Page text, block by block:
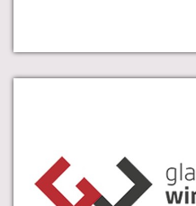
Die Glarner
Handel und Wirtschaft